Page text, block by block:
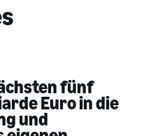
fünf
Euro in die
und